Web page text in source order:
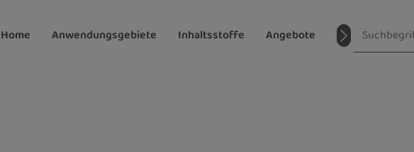
Home Anwendungsgebiete Inhaltsstoffe Angebote Magazin